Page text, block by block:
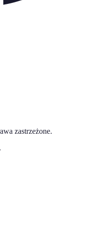
zastrzeżone.